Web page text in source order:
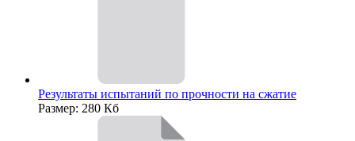
Результаты испытаний по прочности на сжатие
Размер: 280 Кб